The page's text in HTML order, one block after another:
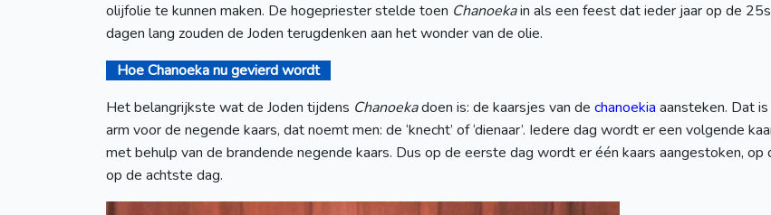
olijfolie te kunnen maken. De hogepriester stelde toen Chanoekain als een feest dat ieder jaar op de
dagen lang zouden de Joden terugdenken aan het wonder van de olie.
Hoe Chanoeka nu gevierd wordt
Het belangrijkste wat de Joden tijdens Chanoekadoen is: de kaarsjes van de chanoekia aansteken. Dat
arm voor de negende kaars, dat noemt men: de ‘knecht’ of ‘dienaar’. Iedere dag wordt er een volgende
met behulp van de brandende negende kaars. Dus op de eerste dag wordt er één kaars aangestoken,
op de achtste dag.